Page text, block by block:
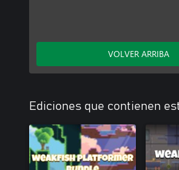
VOLVER ARRIBA
Ediciones que contienen